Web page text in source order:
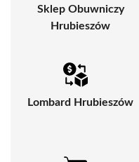
Sklep Obuwniczy
Hrubieszów
Lombard Hrubieszów